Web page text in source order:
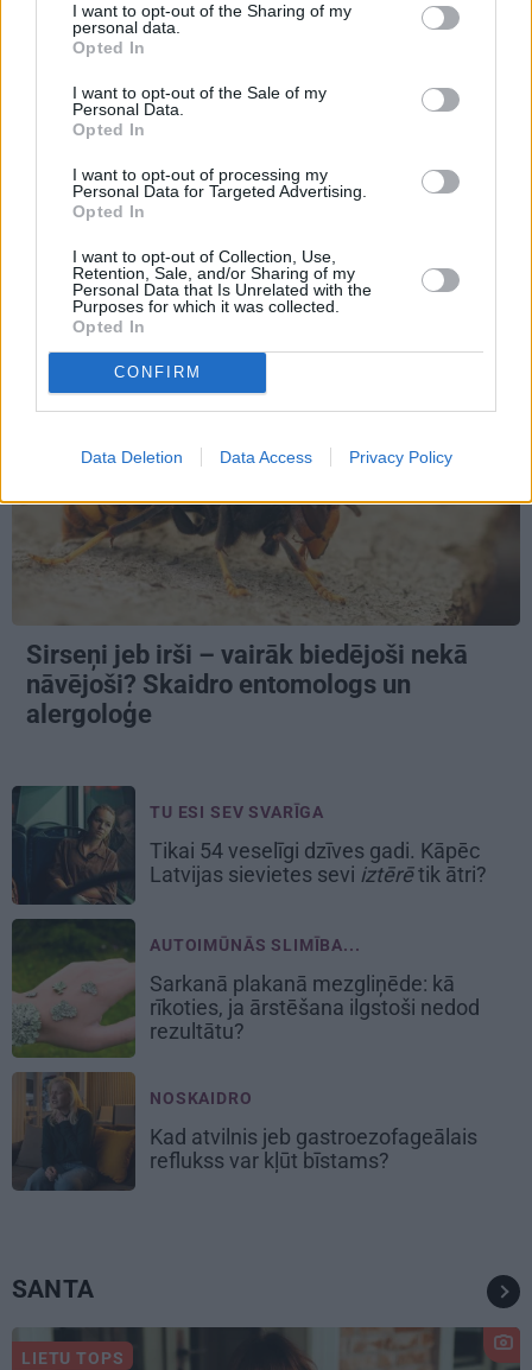
I want to opt-out of the Sharing of my
personal data.
Opted In
I want to opt-out of the Sale of my
Personal Data.
Opted In
I want to opt-out of processing my
Personal Data for Targeted Advertising.
Opted In
I want to opt-out of Collection, Use,
Retention, Sale, and/or Sharing of my
Personal Data that Is Unrelated with the
Purposes for which it was collected.
Opted In
CONFIRM
Data Deletion Data Access Privacy Policy
«Ir satraukums!»X Faktorazvaigznei Jānim Rugājam lieli
jaunumi privātajā dzīvē
IEVAS VESELĪBA
AKTUĀLI
Sirseņi jeb irši – vairāk biedējoši nekā
nāvējoši? Skaidro entomologs un
alergoloģe
TU ESI SEV SVARĪGA
Tikai 54 veselīgi dzīves gadi. Kāpēc
Latvijas sievietes sevi iztērētik ātri?
AUTOIMŪNĀS SLIMĪBA...
Sarkanā plakanā mezgliņēde: kā
rīkoties, ja ārstēšana ilgstoši nedod
rezultātu?
NOSKAIDRO
Kad atvilnis jeb gastroezofageālais
reflukss var kļūt bīstams?
SANTA
LIETU TOPS